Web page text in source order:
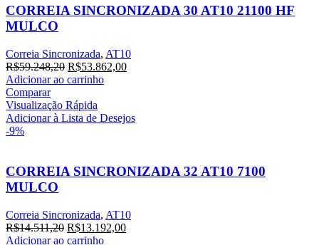
CORREIA SINCRONIZADA 30 AT10 21100 HF
MULCO
Correia Sincronizada, AT10
R$59.248,20 R$53.862,00
Adicionar ao carrinho
Comparar
Visualização Rápida
Adicionar à Lista de Desejos
-9%
CORREIA SINCRONIZADA 32 AT10 7100
MULCO
Correia Sincronizada, AT10
R$14.511,20 R$13.192,00
Adicionar ao carrinho